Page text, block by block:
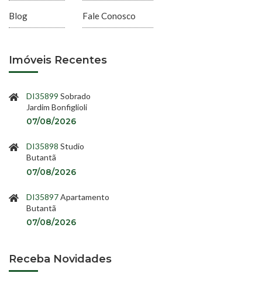
Blog Fale Conosco
Imóveis Recentes
DI35899 Sobrado
Jardim Bonfiglioli
07/08/2026
DI35898 Studio
Butantã
07/08/2026
DI35897Apartamento
Butantã
07/08/2026
Receba Novidades